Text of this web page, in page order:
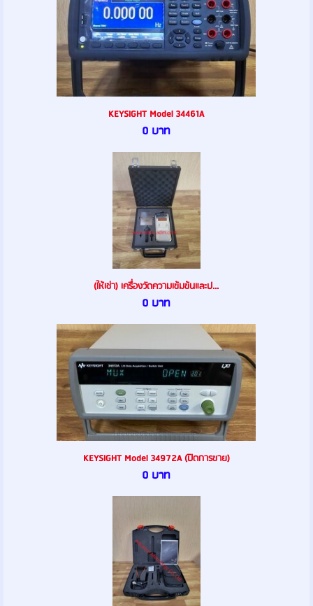
KEYSIGHT Model 34461A
0 บาท
(ให้เช่า) เครื่องวัดความเข้มข้นและป...
0 บาท
KEYSIGHT Model 34972A (ปิดการขาย)
0 บาท